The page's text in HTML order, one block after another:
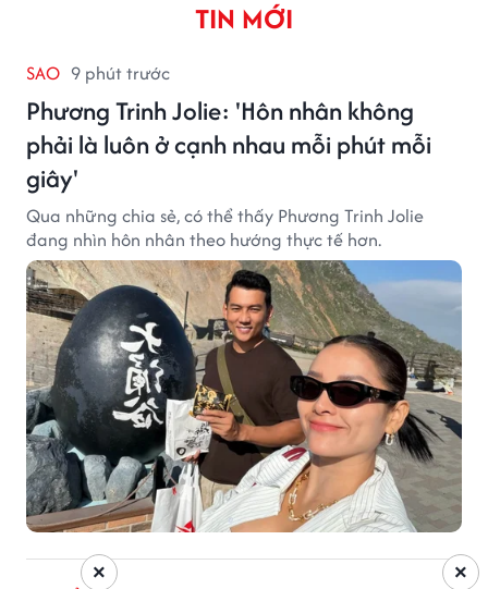
TIN MỚI
SAO 9 phút trước
Phương Trinh Jolie: 'Hôn nhân không
phải là luôn ở cạnh nhau mỗi phút mỗi
giây'
Qua những chia sẻ, có thể thấy Phương Trinh Jolie
đang nhìn hôn nhân theo hướng thực tế hơn.
×
×